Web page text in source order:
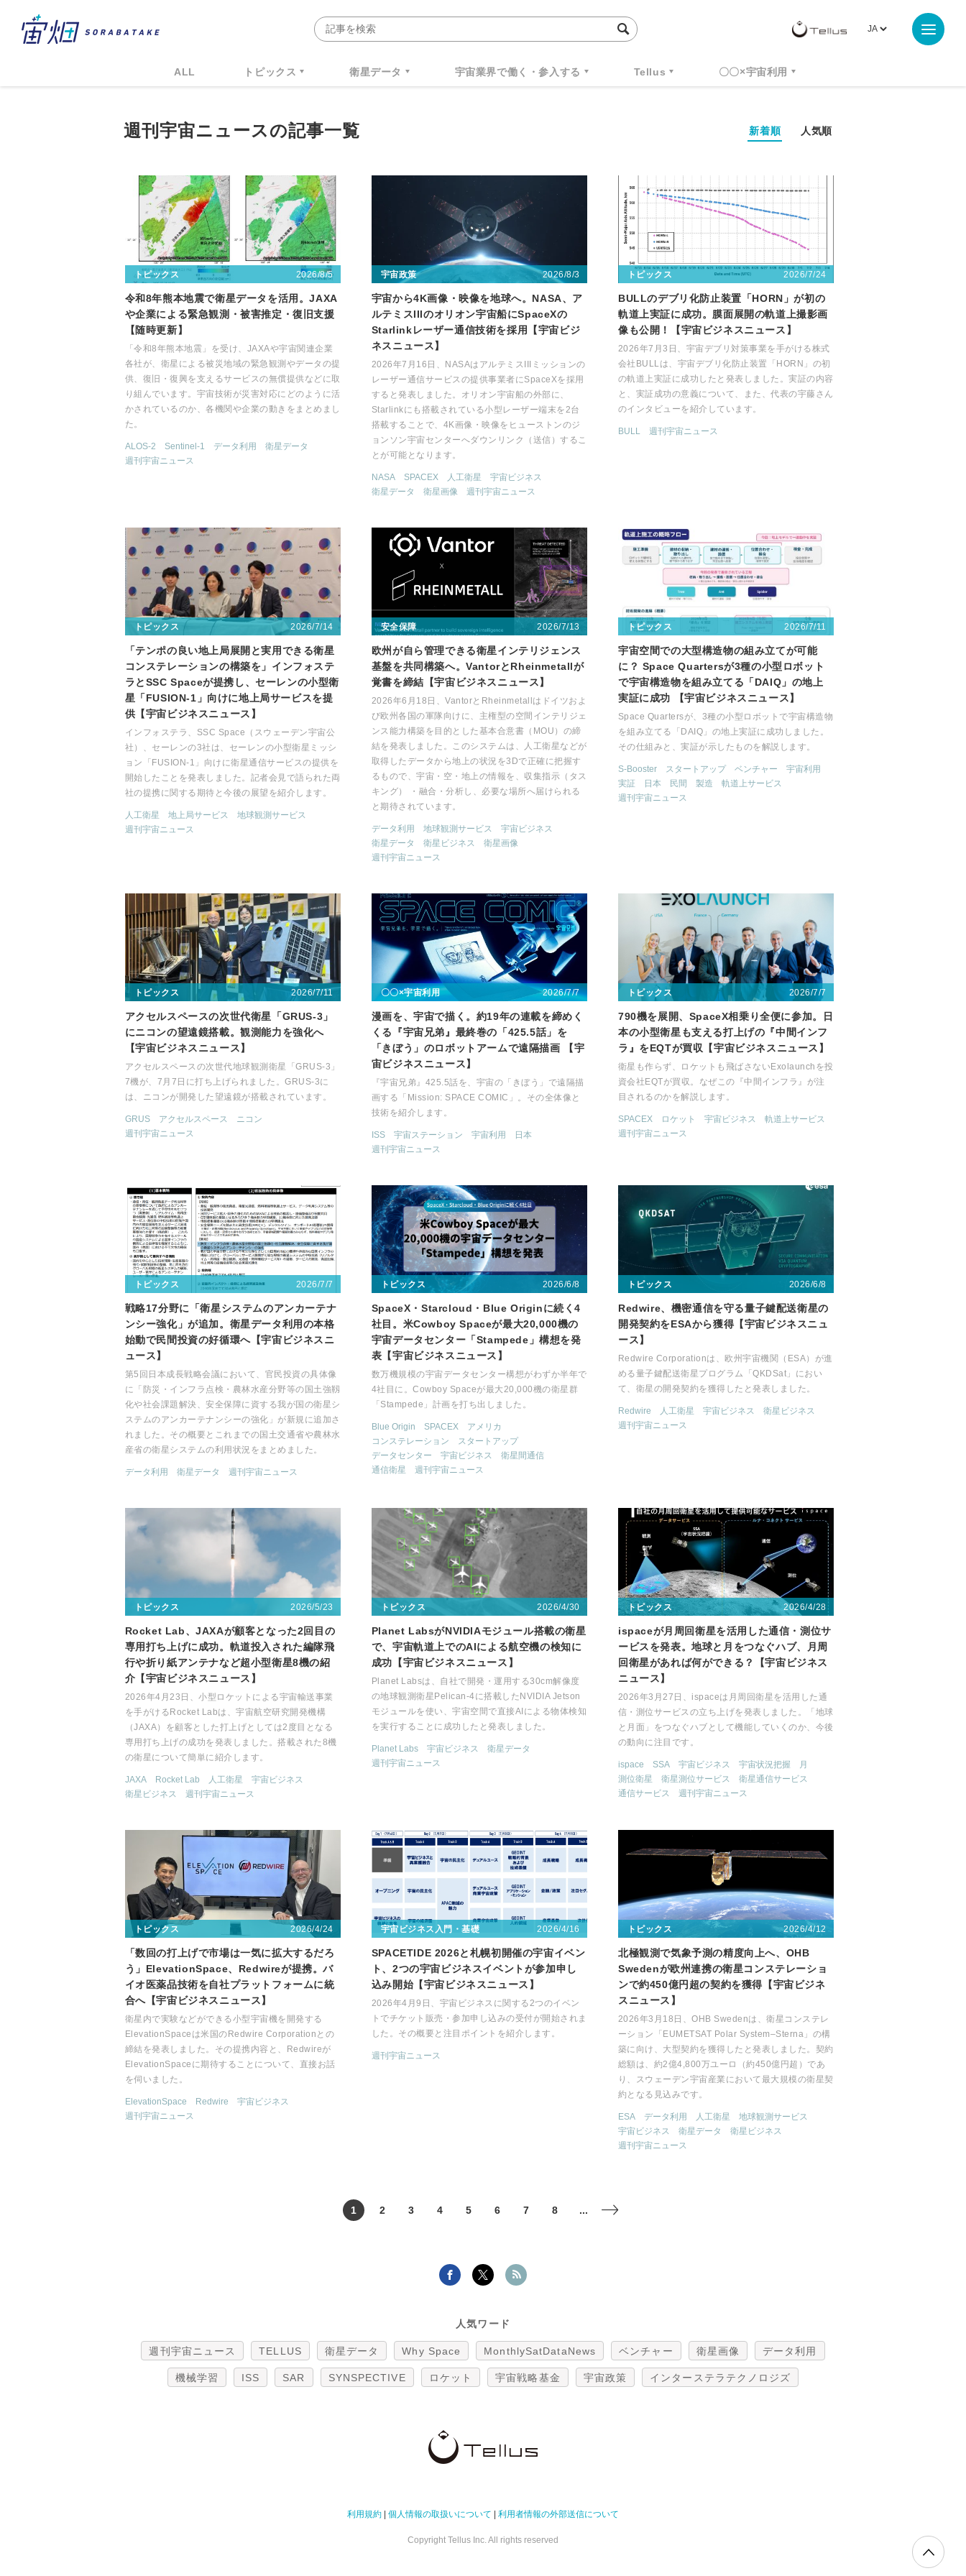
ALL トピックス 衛星データ 宇宙業界で働く・参入する Tellus 〇〇×宇宙利用
週刊宇宙ニュースの記事一覧 新着順 人気順
トピックス 2026/8/5
令和8年熊本地震で衛星データを活用。JAXA
や企業による緊急観測・被害推定・復旧支援
【随時更新】
「令和8年熊本地震」を受け、JAXAや宇宙関連企業
各社が、衛星による被災地域の緊急観測やデータの提
供、復旧・復興を支えるサービスの無償提供などに取
り組んでいます。宇宙技術が災害対応にどのように活
かされているのか、各機関や企業の動きをまとめまし
た。
ALOS-2 Sentinel-1 データ利用
衛星データ
週刊宇宙ニュース
宇宙政策 2026/8/3
宇宙から4K画像・映像を地球へ。NASA、ア
ルテミスIIIのオリオン宇宙船にSpaceXの
Starlinkレーザー通信技術を採用【宇宙ビジ
ネスニュース】
2026年7月16日、NASAはアルテミスIIIミッションの
レーザー通信サービスの提供事業者にSpaceXを採用
すると発表しました。オリオン宇宙船の外部に、
Starlinkにも搭載されている小型レーザー端末を2台
搭載することで、4K画像・映像をヒューストンのジ
ョンソン宇宙センターへダウンリンク（送信）するこ
とが可能となります。
NASA SPACEX 人工衛星
宇宙ビジネス
衛星データ
衛星画像 週刊宇宙ニュース
トピックス 2026/7/24
BULLのデブリ化防止装置「HORN」が初の
軌道上実証に成功。膜面展開の軌道上撮影画
像も公開！【宇宙ビジネスニュース】
2026年7月3日、宇宙デブリ対策事業を手がける株式
会社BULLは、宇宙デブリ化防止装置「HORN」の初
の軌道上実証に成功したと発表しました。実証の内容
と、実証成功の意義について、また、代表の宇藤さん
のインタビューを紹介しています。
BULL 週刊宇宙ニュース
トピックス 2026/7/14
「テンポの良い地上局展開と実用できる衛星
コンステレーションの構築を」インフォステ
ラとSSC Spaceが提携し、セーレンの小型衛
星「FUSION-1」向けに地上局サービスを提
供【宇宙ビジネスニュース】
インフォステラ、SSC Space（スウェーデン宇宙公
社）、セーレンの3社は、セーレンの小型衛星ミッシ
ョン「FUSION-1」向けに衛星通信サービスの提供を
開始したことを発表しました。記者会見で語られた両
社の提携に関する期待と今後の展望を紹介します。
人工衛星 地上局サービス
地球観測サービス
週刊宇宙ニュース
安全保障 2026/7/13
欧州が自ら管理できる衛星インテリジェンス
基盤を共同構築へ。VantorとRheinmetallが
覚書を締結【宇宙ビジネスニュース】
2026年6月18日、VantorとRheinmetallはドイツおよ
び欧州各国の軍隊向けに、主権型の空間インテリジェ
ンス能力構築を目的とした基本合意書（MOU）の締
結を発表しました。このシステムは、人工衛星などが
取得したデータから地上の状況を3Dで正確に把握す
るもので、宇宙・空・地上の情報を、収集指示（タス
キング） ・融合・分析し、必要な場所へ届けられる
と期待されています。
データ利用 地球観測サービス
宇宙ビジネス
衛星データ
衛星ビジネス
衛星画像
週刊宇宙ニュース
トピックス 2026/7/11
宇宙空間での大型構造物の組み立てが可能
に？ Space Quartersが3種の小型ロボット
で宇宙構造物を組み立てる「DAIQ」の地上
実証に成功 【宇宙ビジネスニュース】
Space Quartersが、3種の小型ロボットで宇宙構造物
を組み立てる「DAIQ」の地上実証に成功しました。
その仕組みと、実証が示したものを解説します。
S-Booster スタートアップ ベンチャー
宇宙利用
実証
日本 民間 製造
軌道上サービス
週刊宇宙ニュース
トピックス 2026/7/11
アクセルスペースの次世代衛星「GRUS-3」
にニコンの望遠鏡搭載。観測能力を強化へ
【宇宙ビジネスニュース】
アクセルスペースの次世代地球観測衛星「GRUS-3」
7機が、7月7日に打ち上げられました。GRUS-3に
は、ニコンが開発した望遠鏡が搭載されています。
GRUS アクセルスペース
ニコン
週刊宇宙ニュース
〇〇×宇宙利用 2026/7/7
漫画を、宇宙で描く。約19年の連載を締めく
くる『宇宙兄弟』最終巻の「425.5話」を
「きぼう」のロボットアームで遠隔描画 【宇
宙ビジネスニュース】
『宇宙兄弟』425.5話を、宇宙の「きぼう」で遠隔描
画する「Mission: SPACE COMIC」。その全体像と
技術を紹介します。
ISS 宇宙ステーション 宇宙利用
日本
週刊宇宙ニュース
トピックス 2026/7/7
790機を展開、SpaceX相乗り全便に参加。日
本の小型衛星も支える打上げの『中間インフ
ラ』をEQTが買収【宇宙ビジネスニュース】
衛星も作らず、ロケットも飛ばさないExolaunchを投
資会社EQTが買収。なぜこの『中間インフラ』が注
目されるのかを解説します。
SPACEX ロケット 宇宙ビジネス
軌道上サービス
週刊宇宙ニュース
トピックス 2026/7/7
戦略17分野に「衛星システムのアンカーテナ
ンシー強化」が追加。衛星データ利用の本格
始動で民間投資の好循環へ【宇宙ビジネスニ
ュース】
第5回日本成長戦略会議において、官民投資の具体像
に「防災・インフラ点検・農林水産分野等の国土強靱
化や社会課題解決、安全保障に資する我が国の衛星シ
ステムのアンカーテナンシーの強化」が新規に追加さ
れました。その概要とこれまでの国土交通省や農林水
産省の衛星システムの利用状況をまとめました。
データ利用 衛星データ 週刊宇宙ニュース
トピックス 2026/6/8
SpaceX・Starcloud・Blue Originに続く4
社目。米Cowboy Spaceが最大20,000機の
宇宙データセンター「Stampede」構想を発
表【宇宙ビジネスニュース】
数万機規模の宇宙データセンター構想がわずか半年で
4社目に。Cowboy Spaceが最大20,000機の衛星群
「Stampede」計画を打ち出しました。
Blue Origin SPACEX
アメリカ
コンステレーション
スタートアップ
データセンター
宇宙ビジネス
衛星間通信
通信衛星
週刊宇宙ニュース
トピックス 2026/6/8
Redwire、機密通信を守る量子鍵配送衛星の
開発契約をESAから獲得【宇宙ビジネスニュ
ース】
Redwire Corporationは、欧州宇宙機関（ESA）が進
める量子鍵配送衛星プログラム「QKDSat」におい
て、衛星の開発契約を獲得したと発表しました。
Redwire 人工衛星 宇宙ビジネス
衛星ビジネス
週刊宇宙ニュース
トピックス 2026/5/23
Rocket Lab、JAXAが顧客となった2回目の
専用打ち上げに成功。軌道投入された編隊飛
行や折り紙アンテナなど超小型衛星8機の紹
介【宇宙ビジネスニュース】
2026年4月23日、小型ロケットによる宇宙輸送事業
を手がけるRocket Labは、宇宙航空研究開発機構
（JAXA）を顧客とした打上げとしては2度目となる
専用打ち上げの成功を発表しました。搭載された8機
の衛星について簡単に紹介します。
JAXA Rocket Lab 人工衛星
宇宙ビジネス
衛星ビジネス
週刊宇宙ニュース
トピックス 2026/4/30
Planet LabsがNVIDIAモジュール搭載の衛星
で、宇宙軌道上でのAIによる航空機の検知に
成功【宇宙ビジネスニュース】
Planet Labsは、自社で開発・運用する30cm解像度
の地球観測衛星Pelican-4に搭載したNVIDIA Jetson
モジュールを使い、宇宙空間で直接AIによる物体検知
を実行することに成功したと発表しました。
Planet Labs 宇宙ビジネス
衛星データ
週刊宇宙ニュース
トピックス 2026/4/28
ispaceが月周回衛星を活用した通信・測位サ
ービスを発表。地球と月をつなぐハブ、月周
回衛星があれば何ができる？【宇宙ビジネス
ニュース】
2026年3月27日、ispaceは月周回衛星を活用した通
信・測位サービスの立ち上げを発表しました。「地球
と月面」をつなぐハブとして機能していくのか、今後
の動向に注目です。
ispace SSA 宇宙ビジネス 宇宙状況把握
月
測位衛星
衛星測位サービス
衛星通信サービス
通信サービス
週刊宇宙ニュース
トピックス 2026/4/24
「数回の打上げで市場は一気に拡大するだろ
う」ElevationSpace、Redwireが提携。バ
イオ医薬品技術を自社プラットフォームに統
合へ【宇宙ビジネスニュース】
衛星内で実験などができる小型宇宙機を開発する
ElevationSpaceは米国のRedwire Corporationとの
締結を発表しました。その提携内容と、Redwireが
ElevationSpaceに期待することについて、直接お話
を伺いました。
ElevationSpace Redwire
宇宙ビジネス
週刊宇宙ニュース
宇宙ビジネス入門・基礎 2026/4/16
SPACETIDE 2026と札幌初開催の宇宙イベン
ト、2つの宇宙ビジネスイベントが参加申し
込み開始【宇宙ビジネスニュース】
2026年4月9日、宇宙ビジネスに関する2つのイベン
トでチケット販売・参加申し込みの受付が開始されま
した。その概要と注目ポイントを紹介します。
週刊宇宙ニュース
トピックス 2026/4/12
北極観測で気象予測の精度向上へ、OHB
Swedenが欧州連携の衛星コンステレーショ
ンで約450億円超の契約を獲得【宇宙ビジネ
スニュース】
2026年3月18日、OHB Swedenは、衛星コンステレ
ーション「EUMETSAT Polar System–Sterna」の構
築に向け、大型契約を獲得したと発表しました。契約
総額は、約2億4,800万ユーロ（約450億円超）であ
り、スウェーデン宇宙産業において最大規模の衛星契
約となる見込みです。
ESA データ利用 人工衛星
地球観測サービス
宇宙ビジネス
衛星データ
衛星ビジネス
週刊宇宙ニュース
1 2 3 4 5 6 7 8 ... >
人気ワード
週刊宇宙ニュース TELLUS 衛星データ Why Space MonthlySatDataNews ベンチャー 衛星画像 データ利用
機械学習 ISS SAR SYNSPECTIVE ロケット 宇宙戦略基金 宇宙政策 インターステラテクノロジズ
利用規約 個人情報の取扱いについて 利用者情報の外部送信について
Copyright Tellus Inc. All rights reserved